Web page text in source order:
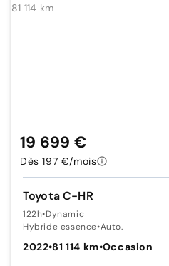
Toyota C-HR
122h•Dynamic
Hybride essence•Auto.
2022•81 114 km•Occasion
19 699 €
Dès 197 €/mois